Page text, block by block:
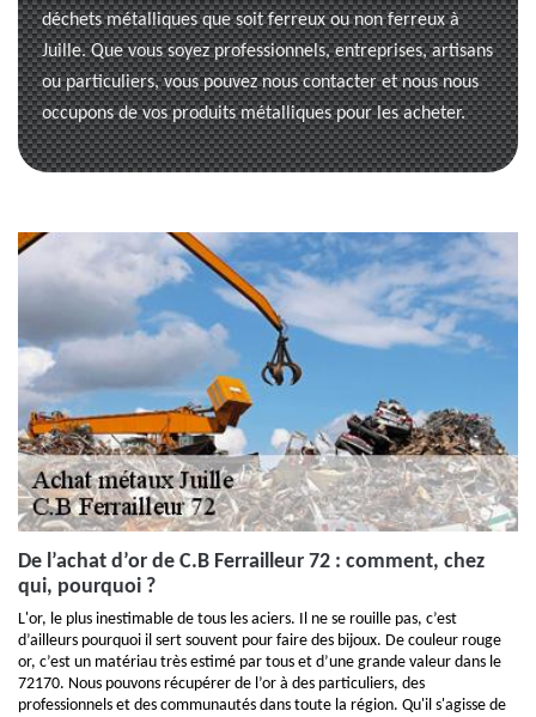
déchets métalliques que soit ferreux ou non ferreux à
Juille. Que vous soyez professionnels, entreprises, artisans
ou particuliers, vous pouvez nous contacter et nous nous
occupons de vos produits métalliques pour les acheter.
De l’achat d’or de C.B Ferrailleur 72 : comment, chez
qui, pourquoi ?
L'or, le plus inestimable de tous les aciers. Il ne se rouille pas, c’est
d’ailleurs pourquoi il sert souvent pour faire des bijoux. De couleur rouge
or, c’est un matériau très estimé par tous et d’une grande valeur dans le
72170. Nous pouvons récupérer de l’or à des particuliers, des
professionnels et des communautés dans toute la région. Qu'il s'agisse de